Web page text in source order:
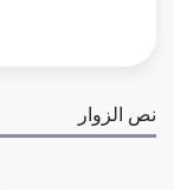
نص الزوار